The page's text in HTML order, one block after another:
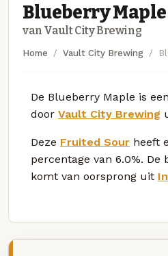
Blueberry Maple
van Vault City Brewing
Home Vault City Brewing
De Blueberry Maple is
door Vault City Brewing
Deze Fruited Sour heeft
percentage van 6.0%.
komt van oorsprong uit